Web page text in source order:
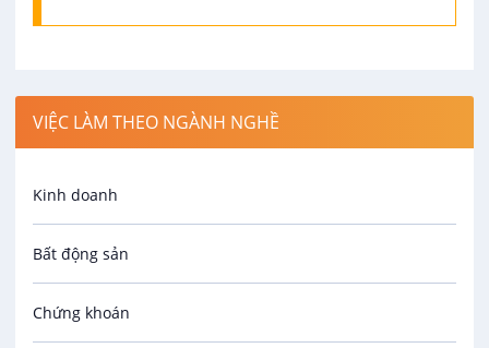
VIỆC LÀM THEO NGÀNH NGHỀ
Kinh doanh
Bất động sản
Chứng khoán